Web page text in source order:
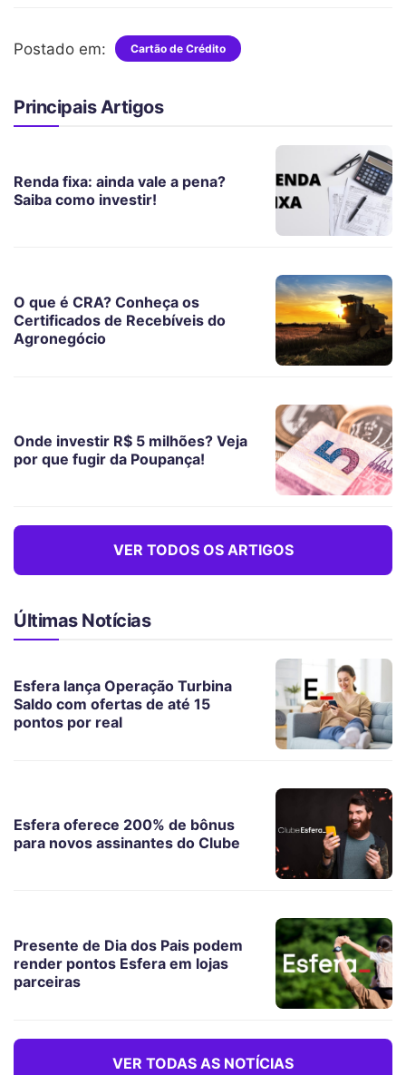
Postado em: Cartão de Crédito
Principais Artigos
Renda fixa: ainda vale a pena?
Saiba como investir!
O que é CRA? Conheça os
Certificados de Recebíveis do
Agronegócio
Onde investir R$ 5 milhões? Veja
por que fugir da Poupança!
VER TODOS OS ARTIGOS
Últimas Notícias
Esfera lança Operação Turbina
Saldo com ofertas de até 15
pontos por real
Esfera oferece 200% de bônus
para novos assinantes do Clube
Presente de Dia dos Pais podem
render pontos Esfera em lojas
parceiras
VER TODAS AS NOTÍCIAS